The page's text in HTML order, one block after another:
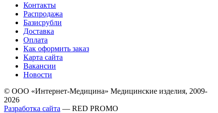
Контакты
Распродажа
Базисрубли
Доставка
Оплата
Как оформить заказ
Карта сайта
Вакансии
Новости
© ООО «Интернет-Медицина» Медицинские изделия, 2009-
2026
Разработка сайта — RED PROMO